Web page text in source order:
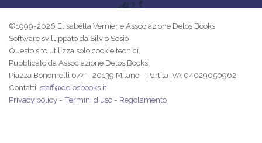
©1999-2026 Elisabetta Vernier e Associazione Delos Books
Software sviluppato da Silvio Sosio
Questo sito utilizza solo cookie tecnici.
Pubblicato da Associazione Delos Books
Piazza Bonomelli 6/4 - 20139 Milano - Partita IVA 04029050962
Contatti: staff@delosbooks.it
Privacy policy - Termini d'uso - Regolamento